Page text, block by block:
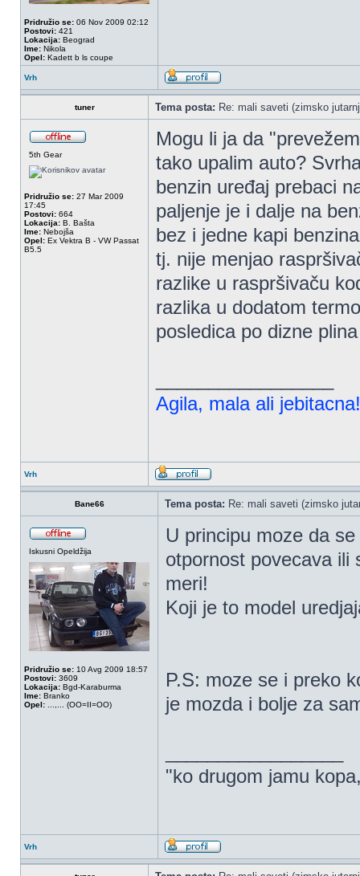
Pridružio se: 06 Nov 2009 02:12
Postovi: 421
Lokacija: Beograd
Ime: Nikola
Opel: Kadett b ls coupe
Vrh
tuner Tema posta: Re: mali saveti (zimsko
5th Gear
Pridružio se: 27 Mar 2009
17:45
Postovi: 664
Lokacija: B. Bašta
Ime: Nebojša
Opel: Ex Vektra B - VW Passat
B5.5
Mogu li ja da
tako upalim auto?
benzin uređaj prebaci
paljenje je i dalje na
bez i jedne kapi
tj. nije menjao
razlike u raspršivaču
razlika u dodatom
posledica po dizne
Agila, mala ali jebitacna!
Vrh
Bane66 Tema posta: Re: mali saveti (zimsko
Iskusni Opeldžija
Pridružio se: 10 Avg 2009 18:57
Postovi: 3609
Lokacija: Bgd-Karaburma
Ime: Branko
Opel: ...,... (OO=II=OO)
U principu moze da
otpornost povecava ili
meri!
Koji je to model
P.S: moze se i preko
je mozda i bolje za
"ko drugom jamu
Vrh